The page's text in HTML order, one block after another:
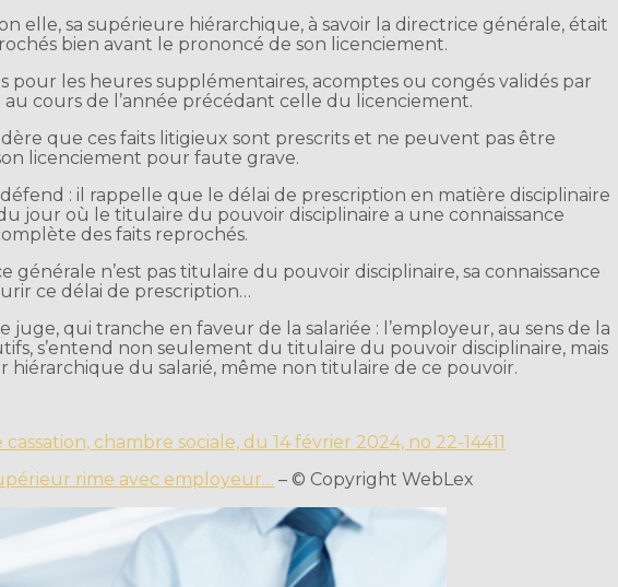
elle, sa supérieure hiérarchique, à savoir la directrice générale, était
bien avant le prononcé de son licenciement.
pour les heures supplémentaires, acomptes ou congés validés par
cours de l’année précédant celle du licenciement.
que ces faits litigieux sont prescrits et ne peuvent pas être
licenciement pour faute grave.
: il rappelle que le délai de prescription en matière disciplinaire
jour où le titulaire du pouvoir disciplinaire a une connaissance
des faits reprochés.
générale n’est pas titulaire du pouvoir disciplinaire, sa connaissance
ce délai de prescription…
juge, qui tranche en faveur de la salariée : l’employeur, au sens de la
s’entend non seulement du titulaire du pouvoir disciplinaire, mais
du salarié, même non titulaire de ce pouvoir.
chambre sociale, du 14 février 2024, no 22-14411
rime avec employeur… – © Copyright WebLex